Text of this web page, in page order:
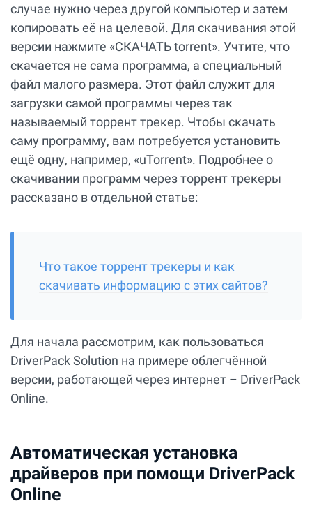
случае нужно через другой компьютер и затем
копировать её на целевой. Для скачивания этой
версии нажмите «СКАЧАТЬ torrent». Учтите, что
скачается не сама программа, а специальный
файл малого размера. Этот файл служит для
загрузки самой программы через так
называемый торрент трекер. Чтобы скачать
саму программу, вам потребуется установить
ещё одну, например, «uTorrent». Подробнее о
скачивании программ через торрент трекеры
рассказано в отдельной статье:
Что такое торрент трекеры и как
скачивать информацию с этих сайтов?
Для начала рассмотрим, как пользоваться
DriverPack Solution на примере облегчённой
версии, работающей через интернет – DriverPack
Online.
Автоматическая установка
драйверов при помощи DriverPack
Online